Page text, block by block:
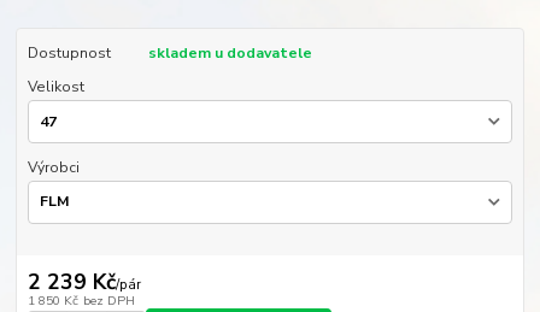
Dostupnost
skladem u dodavatele
Velikost
Výrobci
2 239 Kč/pár
1 850 Kč bez DPH